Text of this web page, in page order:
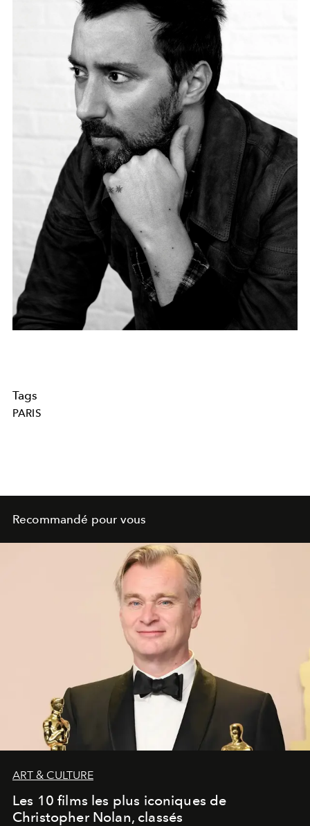
Tags
PARIS
Recommandé pour vous
ART & CULTURE
Les 10 films les plus iconiques de
Christopher Nolan, classés